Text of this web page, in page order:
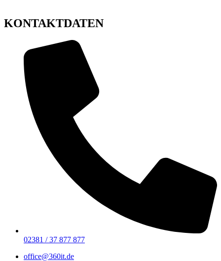
KONTAKTDATEN
02381 / 37 877 877
office@360it.de